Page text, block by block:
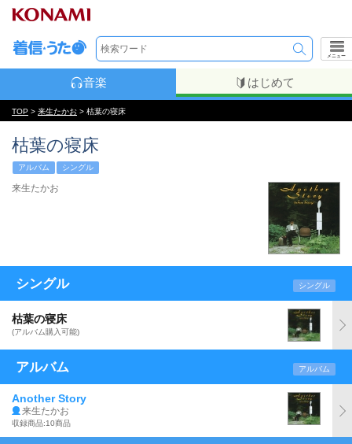
メニュー
音楽 はじめて
TOP > 来生たかお > 枯葉の寝床
枯葉の寝床
アルバム シングル
来生たかお
シングル シングル
枯葉の寝床
(アルバム購入可能)
アルバム アルバム
Another Story
来生たかお
収録商品:10商品